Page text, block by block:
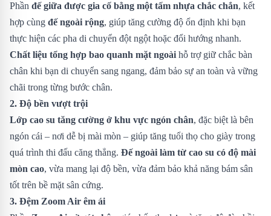
Phần đế giữa được gia cố bằng một tấm nhựa chắc chắn, kết
hợp cùng đế ngoài rộng, giúp tăng cường độ ổn định khi bạn
thực hiện các pha di chuyển đột ngột hoặc đổi hướng nhanh.
Chất liệu tổng hợp bao quanh mặt ngoài hỗ trợ giữ chắc bàn
chân khi bạn di chuyển sang ngang, đảm bảo sự an toàn và vững
chãi trong từng bước chân.
2. Độ bền vượt trội
Lớp cao su tăng cường ở khu vực ngón chân, đặc biệt là bên
ngón cái – nơi dễ bị mài mòn – giúp tăng tuổi thọ cho giày trong
quá trình thi đấu căng thẳng. Đế ngoài làm từ cao su có độ mài
mòn cao, vừa mang lại độ bền, vừa đảm bảo khả năng bám sân
tốt trên bề mặt sân cứng.
3. Đệm Zoom Air êm ái